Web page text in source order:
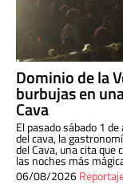
Dominio de la
burbujas en
Cava
El pasado sábado 1
del cava, la
del Cava, una cita que
las noches más
06/08/2026